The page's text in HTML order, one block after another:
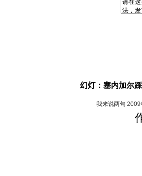
幻灯：塞内加尔
我来说两句 2009